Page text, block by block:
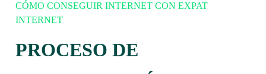
CÓMO CONSEGUIR INTERNET CON EXPAT
INTERNET
PROCESO DE